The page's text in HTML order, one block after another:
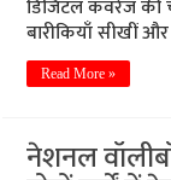
डिजिटल कवरेज की
बारीकियाँ सीखीं
Read More »
नेशनल